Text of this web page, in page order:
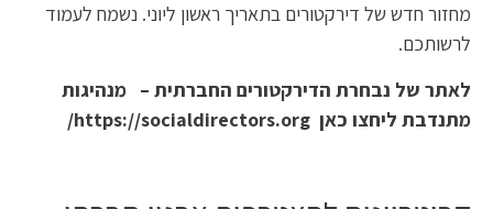
מחזור חדש של דירקטורים בתאריך ראשון ליוני. נשמח לעמוד
לרשותכם.
לאתר של נבחרת הדירקטורים החברתית – מנהיגות
מתנדבת ליחצו כאן https://socialdirectors.org/